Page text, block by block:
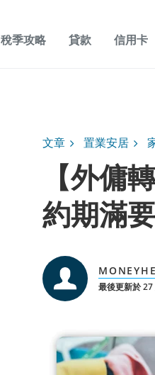
稅季攻略 貸款 信用卡
文章 置業安居
【外傭
約期滿
最後更新於